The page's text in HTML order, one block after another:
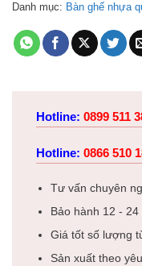
Danh mục: Bàn ghế nhựa
Hotline: 0899 511
Hotline: 0866 510
Tư vấn chuyên
Bảo hành 12 - 24
Giá tốt số lượng
Sản xuất theo